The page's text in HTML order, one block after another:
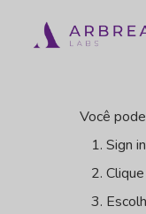
Você
Sign